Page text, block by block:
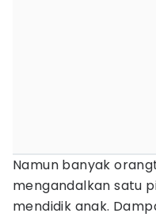
Namun banyak
mengandalkan satu
mendidik anak.